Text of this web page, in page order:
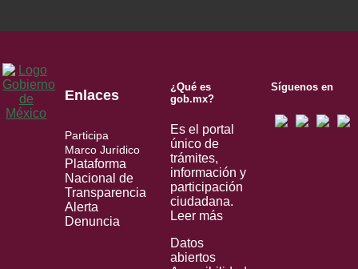
Enlaces
Participa
Marco Jurídico
Plataforma
Nacional de
Transparencia
Alerta
Denuncia
¿Qué es
gob.mx?
Es el portal
único de
trámites,
información y
participación
ciudadana.
Leer más
Datos
abiertos
Síguenos en